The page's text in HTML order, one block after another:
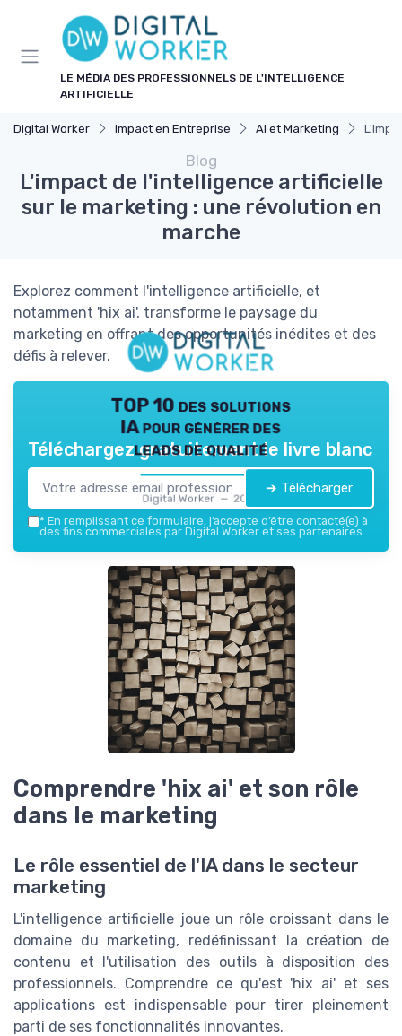
LE MÉDIA DES PROFESSIONNELS DE L'INTELLIGENCE
ARTIFICIELLE
Digital Worker Impact en Entreprise AI et Marketing
Blog
L'impact de l'intelligence artificielle
sur le marketing : une révolution en
marche
Explorez comment l'intelligence artificielle, et
notamment 'hix ai', transforme le paysage du
marketing en offrant des opportunités inédites et des
défis à relever.
TOP 10 des solutions
IA pour générer des
leads de qualité
Digital Worker — 2026
Téléchargez gratuitement le livre blanc
➔ Télécharger
* En remplissant ce formulaire, j’accepte d’être contacté(e) à
des fins commerciales par Digital Worker et ses partenaires.
Comprendre 'hix ai' et son rôle
dans le marketing
Le rôle essentiel de l'IA dans le secteur
marketing
L'intelligence artificielle joue un rôle croissant dans le
domaine du marketing, redéfinissant la création de
contenu et l'utilisation des outils à disposition des
professionnels. Comprendre ce qu'est 'hix ai' et ses
applications est indispensable pour tirer pleinement
parti de ses fonctionnalités innovantes.